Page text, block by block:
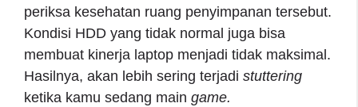
periksa kesehatan ruang penyimpanan tersebut.
Kondisi HDD yang tidak normal juga bisa
membuat kinerja laptop menjadi tidak maksimal.
Hasilnya, akan lebih sering terjadi stuttering
ketika kamu sedang main game.